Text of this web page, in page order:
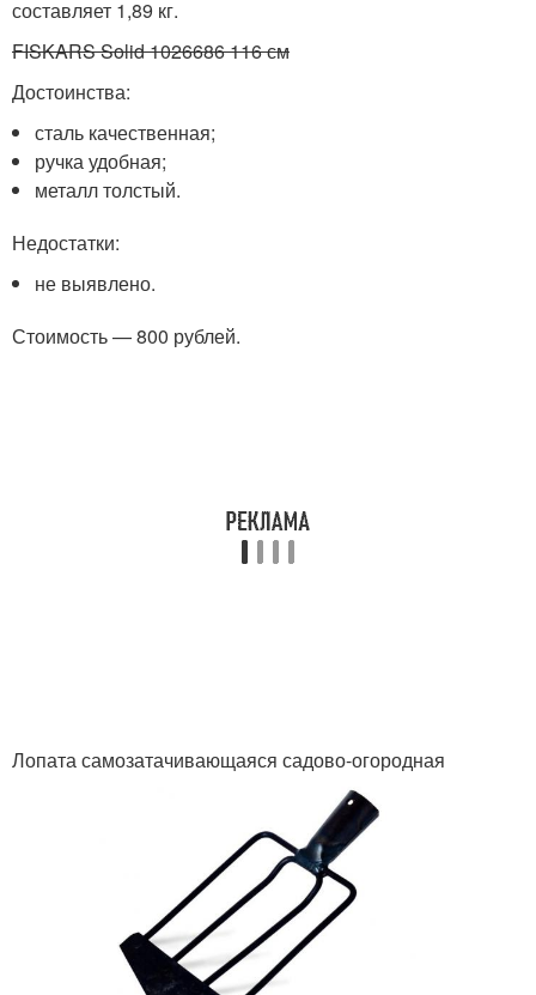
составляет 1,89 кг.
FISKARS Solid 1026686 116 см
Достоинства:
сталь качественная;
ручка удобная;
металл толстый.
Недостатки:
не выявлено.
Стоимость — 800 рублей.
Лопата самозатачивающаяся садово-огородная